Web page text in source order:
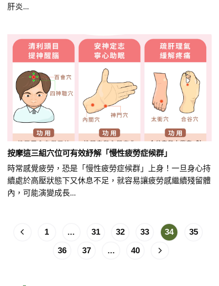
肝炎...
按摩這三組穴位可有效紓解「慢性疲勞症候群」
時常感覺疲勞，恐是「慢性疲勞症候群」上身！一旦身心持
續處於高壓狀態下又休息不足，就容易讓疲勞感繼續殘留體
內，可能演變成長...
1 ... 31 32 33 34
35
36
37 ... 40